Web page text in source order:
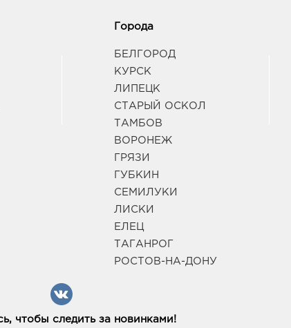
Города
БЕЛГОРОД
КУРСК
ЛИПЕЦК
СТАРЫЙ ОСКОЛ
ТАМБОВ
ВОРОНЕЖ
ГРЯЗИ
ГУБКИН
СЕМИЛУКИ
ЛИСКИ
ЕЛЕЦ
ТАГАНРОГ
РОСТОВ-НА-ДОНУ
чтобы следить за новинками!